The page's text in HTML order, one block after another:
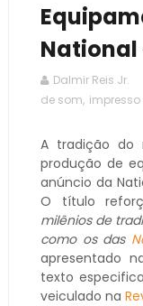
National
Dalmir Reis Jr.
de som, impresso
A tradição do
produção de
anúncio da
O título
milênios de
como os das
apresentado
texto
veiculado na